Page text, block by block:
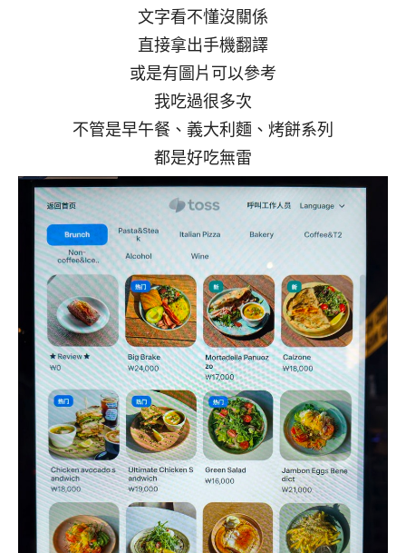
文字看不懂沒關係
直接拿出手機翻譯
或是有圖片可以參考
我吃過很多次
不管是早午餐、義大利麵、烤餅系列
都是好吃無雷